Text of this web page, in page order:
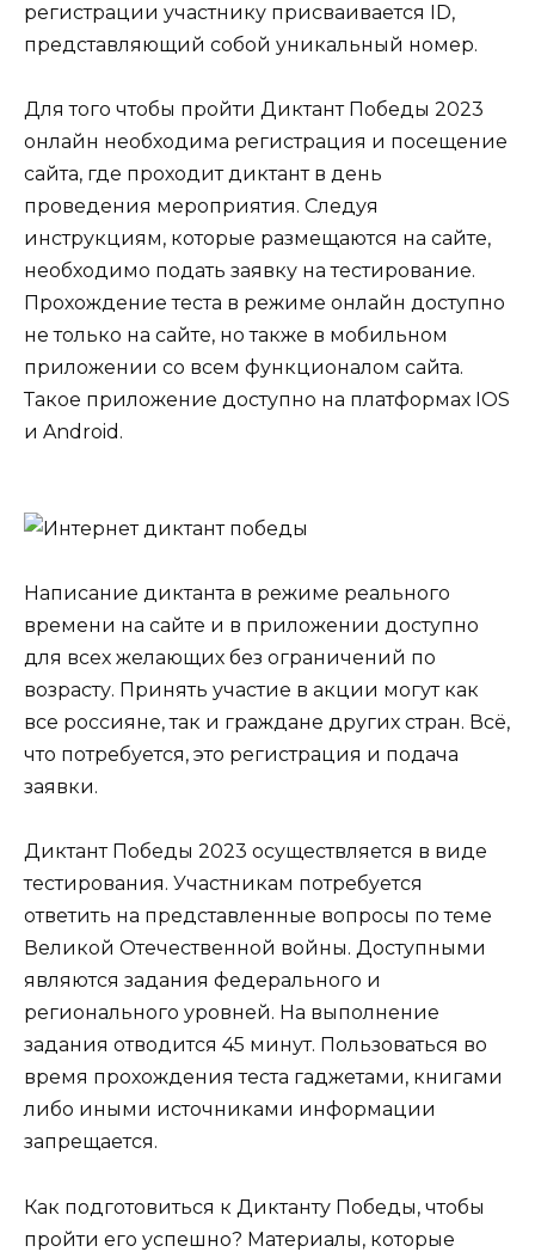
регистрации участнику присваивается ID,
представляющий собой уникальный номер.
Для того чтобы пройти Диктант Победы 2023
онлайн необходима регистрация и посещение
сайта, где проходит диктант в день
проведения мероприятия. Следуя
инструкциям, которые размещаются на сайте,
необходимо подать заявку на тестирование.
Прохождение теста в режиме онлайн доступно
не только на сайте, но также в мобильном
приложении со всем функционалом сайта.
Такое приложение доступно на платформах IOS
и Android.
Написание диктанта в режиме реального
времени на сайте и в приложении доступно
для всех желающих без ограничений по
возрасту. Принять участие в акции могут как
все россияне, так и граждане других стран. Всё,
что потребуется, это регистрация и подача
заявки.
Диктант Победы 2023 осуществляется в виде
тестирования. Участникам потребуется
ответить на представленные вопросы по теме
Великой Отечественной войны. Доступными
являются задания федерального и
регионального уровней. На выполнение
задания отводится 45 минут. Пользоваться во
время прохождения теста гаджетами, книгами
либо иными источниками информации
запрещается.
Как подготовиться к Диктанту Победы, чтобы
пройти его успешно? Материалы, которые